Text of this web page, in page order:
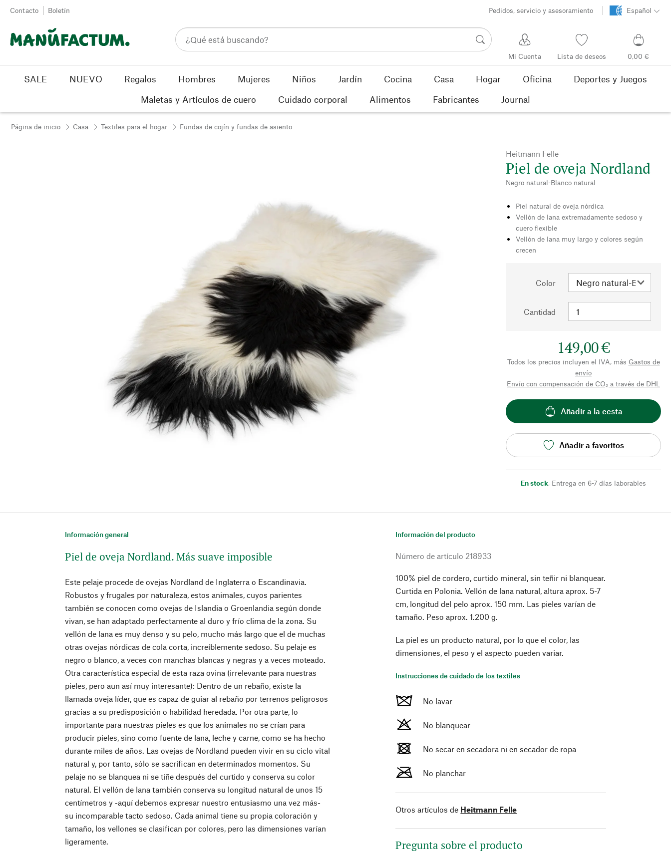
Ir al contenido
Contacto Boletín Pedidos, servicio y asesoramiento Español
Mi Cuenta Lista de deseos 0,00 €
SALE NUEVO Regalos Hombres Mujeres Niños Jardín Cocina Casa Hogar Oficina
Deportes y Juegos
Maletas y Artículos de cuero
Cuidado corporal Alimentos Fabricantes Journal
Página de inicio Casa Textiles para el hogar Fundas de cojín y fundas de asiento
Heitmann Felle
Piel de oveja Nordland
Negro natural-Blanco natural
Piel natural de oveja nórdica
Vellón de lana extremadamente sedoso y
cuero flexible
Vellón de lana muy largo y colores según
crecen
Color
Cantidad
149,00 €
Todos los precios incluyen el IVA, más Gastos de
envío
Envío con compensación de CO₂ a través de DHL
Añadir a la cesta
Añadir a favoritos
En stock, Entrega en 6-7 días laborables
Información general
Piel de oveja Nordland. Más suave imposible
Este pelaje procede de ovejas Nordland de Inglaterra o Escandinavia.
Robustos y frugales por naturaleza, estos animales, cuyos parientes
también se conocen como ovejas de Islandia o Groenlandia según donde
vivan, se han adaptado perfectamente al duro y frío clima de la zona. Su
vellón de lana es muy denso y su pelo, mucho más largo que el de muchas
otras ovejas nórdicas de cola corta, increíblemente sedoso. Su pelaje es
negro o blanco, a veces con manchas blancas y negras y a veces moteado.
Otra característica especial de esta raza ovina (irrelevante para nuestras
pieles, pero aun así muy interesante): Dentro de un rebaño, existe la
llamada oveja líder, que es capaz de guiar al rebaño por terrenos peligrosos
gracias a su predisposición o habilidad heredada. Por otra parte, lo
importante para nuestras pieles es que los animales no se crían para
producir pieles, sino como fuente de lana, leche y carne, como se ha hecho
durante miles de años. Las ovejas de Nordland pueden vivir en su ciclo vital
natural y, por tanto, sólo se sacrifican en determinados momentos. Su
pelaje no se blanquea ni se tiñe después del curtido y conserva su color
natural. El vellón de lana también conserva su longitud natural de unos 15
centímetros y -aquí debemos expresar nuestro entusiasmo una vez más-
su incomparable tacto sedoso. Cada animal tiene su propia coloración y
tamaño, los vellones se clasifican por colores, pero las dimensiones varían
ligeramente.
Información del producto
Número de artículo 218933
100% piel de cordero, curtido mineral, sin teñir ni blanquear.
Curtida en Polonia. Vellón de lana natural, altura aprox. 5-7
cm, longitud del pelo aprox. 150 mm. Las pieles varían de
tamaño. Peso aprox. 1.200 g.
La piel es un producto natural, por lo que el color, las
dimensiones, el peso y el aspecto pueden variar.
Instrucciones de cuidado de los textiles
No lavar
No blanquear
No secar en secadora ni en secador de ropa
No planchar
Otros artículos de Heitmann Felle
Pregunta sobre el producto